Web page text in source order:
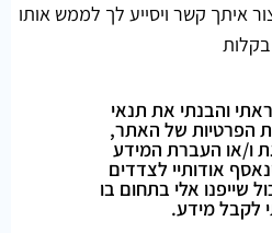
איתך קשר ויסייע לך לממש אותו
בקלות
והבנתי את תנאי
הפרטיות של האתר,
ו/או העברת המידע
אודותיי לצדדים
שייפנו אלי בתחום בו
לקבל מידע.